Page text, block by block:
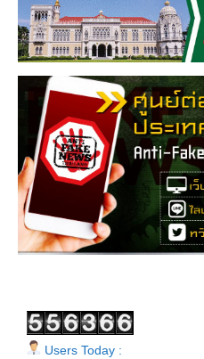
Users Today :